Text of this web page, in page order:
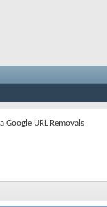
Google URL Removals